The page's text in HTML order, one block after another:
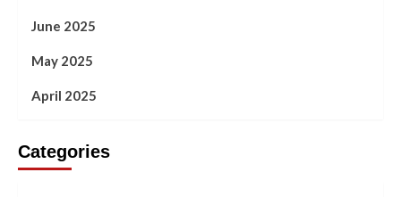
June 2025
May 2025
April 2025
Categories